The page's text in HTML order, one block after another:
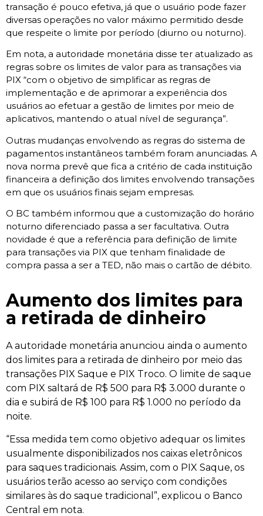
transação é pouco efetiva, já que o usuário pode fazer
diversas operações no valor máximo permitido desde
que respeite o limite por período (diurno ou noturno).
Em nota, a autoridade monetária disse ter atualizado as
regras sobre os limites de valor para as transações via
PIX “com o objetivo de simplificar as regras de
implementação e de aprimorar a experiência dos
usuários ao efetuar a gestão de limites por meio de
aplicativos, mantendo o atual nível de segurança”.
Outras mudanças envolvendo as regras do sistema de
pagamentos instantâneos também foram anunciadas. A
nova norma prevê que fica a critério de cada instituição
financeira a definição dos limites envolvendo transações
em que os usuários finais sejam empresas.
O BC também informou que a customização do horário
noturno diferenciado passa a ser facultativa. Outra
novidade é que a referência para definição de limite
para transações via PIX que tenham finalidade de
compra passa a ser a TED, não mais o cartão de débito.
Aumento dos limites para
a retirada de dinheiro
A autoridade monetária anunciou ainda o aumento
dos limites para a retirada de dinheiro por meio das
transações PIX Saque e PIX Troco. O limite de saque
com PIX saltará de R$ 500 para R$ 3.000 durante o
dia e subirá de R$ 100 para R$ 1.000 no período da
noite.
“Essa medida tem como objetivo adequar os limites
usualmente disponibilizados nos caixas eletrônicos
para saques tradicionais. Assim, com o PIX Saque, os
usuários terão acesso ao serviço com condições
similares às do saque tradicional”, explicou o Banco
Central em nota.